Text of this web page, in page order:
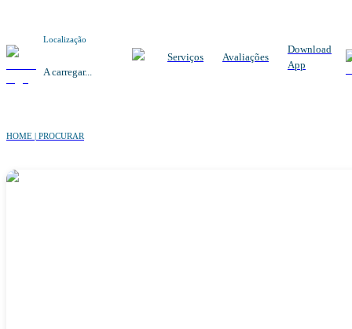
Localização
A carregar...
Serviços Avaliações
Download
App
HOME | PROCURAR